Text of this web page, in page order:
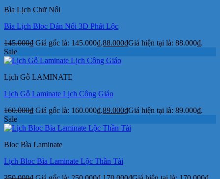
Bìa Lịch Chữ Nổi
Bìa Lịch Bloc Dán Nổi 3D Phát Lộc
145.000₫ Giá gốc là: 145.000₫.88.000₫Giá hiện tại là: 88.000₫.
Sale
Lịch Gỗ LAMINATE
Lịch Gỗ Laminate Lịch Công Giáo
160.000₫ Giá gốc là: 160.000₫.89.000₫Giá hiện tại là: 89.000₫.
Sale
Bloc Bìa Laminate
Lịch Bloc Bìa Laminate Lộc Thần Tài